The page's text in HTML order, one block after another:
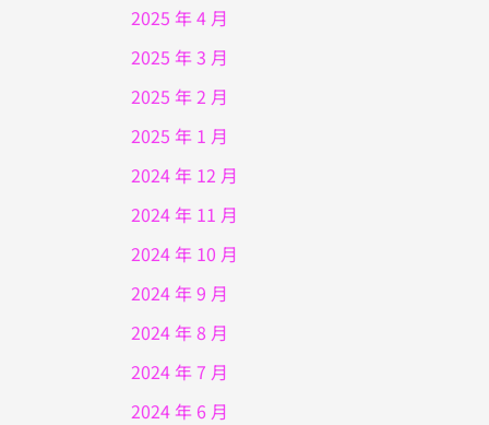
2025 年 4 月
2025 年 3 月
2025 年 2 月
2025 年 1 月
2024 年 12 月
2024 年 11 月
2024 年 10 月
2024 年 9 月
2024 年 8 月
2024 年 7 月
2024 年 6 月